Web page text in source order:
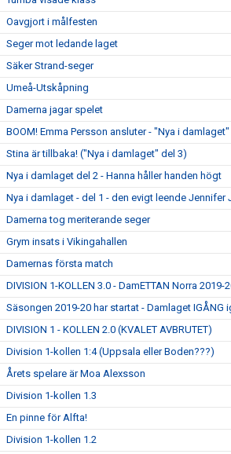
Oavgjort i målfesten
Seger mot ledande laget
Säker Strand-seger
Umeå-Utskåpning
Damerna jagar spelet
BOOM! Emma Persson ansluter - "Nya i
Stina är tillbaka! ("Nya i damlaget" del 3)
Nya i damlaget del 2 - Hanna håller handen högt
Nya i damlaget - del 1 - den evigt leende Jennifer
Damerna tog meriterande seger
Grym insats i Vikingahallen
Damernas första match
DIVISION 1-KOLLEN 3.0 - DamETTAN Norra 2019-
Säsongen 2019-20 har startat - Damlaget IGÅNG
DIVISION 1 - KOLLEN 2.0 (KVALET AVBRUTET)
Division 1-kollen 1:4 (Uppsala eller Boden???)
Årets spelare är Moa Alexsson
Division 1-kollen 1.3
En pinne för Alfta!
Division 1-kollen 1.2